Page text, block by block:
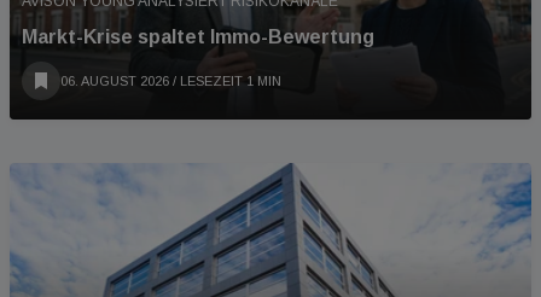
Markt-Krise spaltet Immo-Bewertung
06. AUGUST 2026 / LESEZEIT 1 MIN